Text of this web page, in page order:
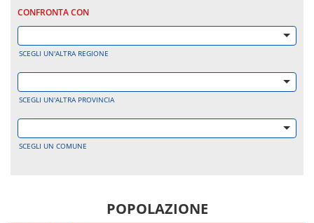
CONFRONTA CON
SCEGLI UN'ALTRA REGIONE
SCEGLI UN'ALTRA PROVINCIA
SCEGLI UN COMUNE
POPOLAZIONE